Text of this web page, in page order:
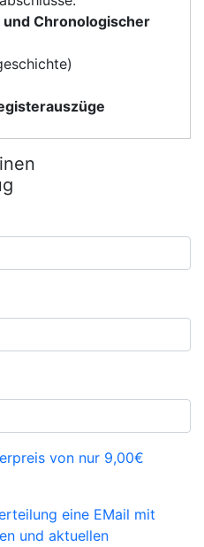
und Chronologischer
von nur 9,00€
eine EMail mit
und aktuellen